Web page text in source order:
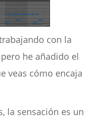
con la
he añadido el
veas cómo encaja
la sensación es un